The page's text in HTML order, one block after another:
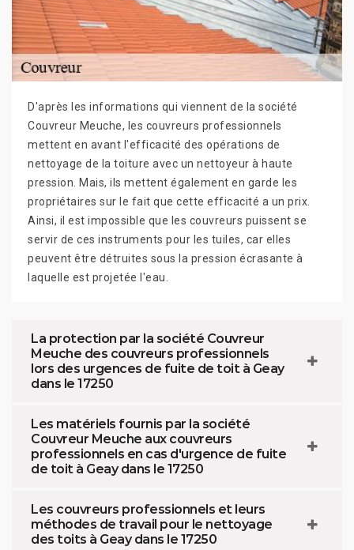
D'après les informations qui viennent de la société
Couvreur Meuche, les couvreurs professionnels
mettent en avant l'efficacité des opérations de
nettoyage de la toiture avec un nettoyeur à haute
pression. Mais, ils mettent également en garde les
propriétaires sur le fait que cette efficacité a un prix.
Ainsi, il est impossible que les couvreurs puissent se
servir de ces instruments pour les tuiles, car elles
peuvent être détruites sous la pression écrasante à
laquelle est projetée l'eau.
La protection par la société Couvreur
Meuche des couvreurs professionnels
lors des urgences de fuite de toit à Geay
dans le 17250
Les matériels fournis par la société
Couvreur Meuche aux couvreurs
professionnels en cas d'urgence de fuite
de toit à Geay dans le 17250
Les couvreurs professionnels et leurs
méthodes de travail pour le nettoyage
des toits à Geay dans le 17250